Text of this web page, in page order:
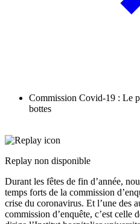
Commission Covid-19 : Le
bottes
Replay non disponible
Durant les fêtes de fin d’année,
temps forts de la commission
crise du coronavirus. Et l’une des
commission d’enquête, c’est